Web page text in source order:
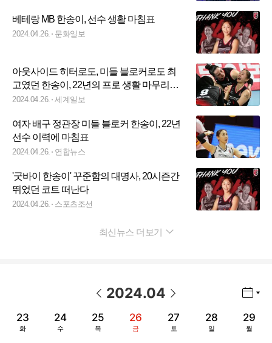
베테랑 MB 한송이, 선수 생활 마침표
2024.04.26. 문화일보
아웃사이드 히터로도, 미들 블로커로도 최
고였던 한송이, 22년의 프로 생활 마무리한
다
2024.04.26. 세계일보
여자 배구 정관장 미들 블로커 한송이, 22년
선수 이력에 마침표
2024.04.26. 연합뉴스
'굿바이 한송이' 꾸준함의 대명사, 20시즌간
뛰었던 코트 떠난다
2024.04.26. 스포츠조선
최신뉴스 더보기
2024.04
23
화
24
수
25
목
26
금
27
토
28
일
29
월